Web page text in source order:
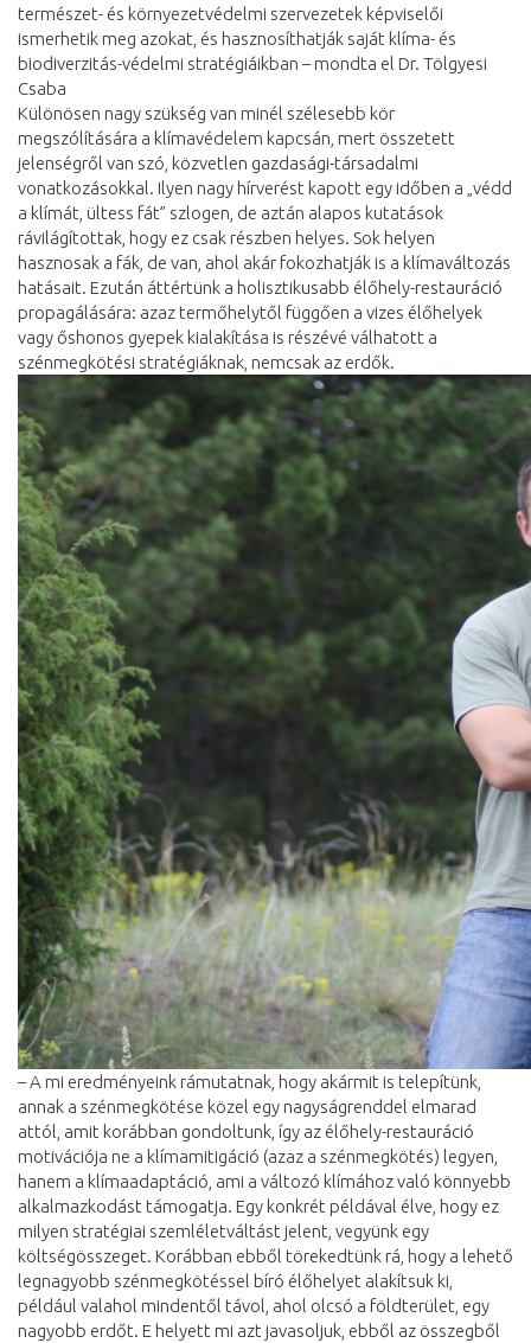
természet- és környezetvédelmi szervezetek képviselői
ismerhetik meg azokat, és hasznosíthatják saját klíma- és
biodiverzitás-védelmi stratégiáikban – mondta el Dr. Tölgyesi
Csaba
Különösen nagy szükség van minél szélesebb kör
megszólítására a klímavédelem kapcsán, mert összetett
jelenségről van szó, közvetlen gazdasági-társadalmi
vonatkozásokkal. Ilyen nagy hírverést kapott egy időben a „védd
a klímát, ültess fát” szlogen, de aztán alapos kutatások
rávilágítottak, hogy ez csak részben helyes. Sok helyen
hasznosak a fák, de van, ahol akár fokozhatják is a klímaváltozás
hatásait. Ezután áttértünk a holisztikusabb élőhely-restauráció
propagálására: azaz termőhelytől függően a vizes élőhelyek
vagy őshonos gyepek kialakítása is részévé válhatott a
szénmegkötési stratégiáknak, nemcsak az erdők.
– A mi eredményeink rámutatnak, hogy akármit is telepítünk,
annak a szénmegkötése közel egy nagyságrenddel elmarad
attól, amit korábban gondoltunk, így az élőhely-restauráció
motivációja ne a klímamitigáció (azaz a szénmegkötés) legyen,
hanem a klímaadaptáció, ami a változó klímához való könnyebb
alkalmazkodást támogatja. Egy konkrét példával élve, hogy ez
milyen stratégiai szemléletváltást jelent, vegyünk egy
költségösszeget. Korábban ebből törekedtünk rá, hogy a lehető
legnagyobb szénmegkötéssel bíró élőhelyet alakítsuk ki,
például valahol mindentől távol, ahol olcsó a földterület, egy
nagyobb erdőt. E helyett mi azt javasoljuk, ebből az összegből